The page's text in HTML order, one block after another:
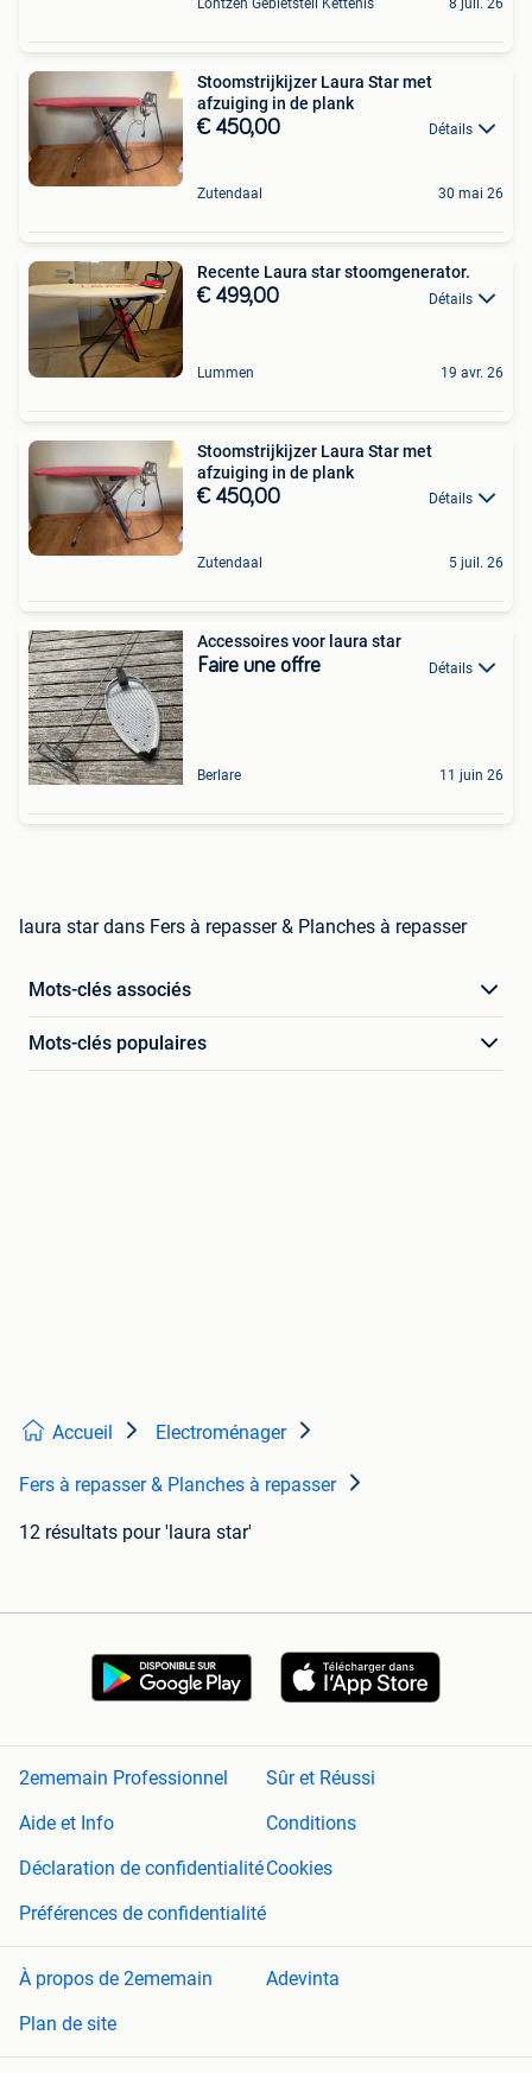
Lontzen Gebietsteil Kettenis 8 juil. 26
Stoomstrijkijzer Laura Star met
afzuiging in de plank
€ 450,00 Détails
Zutendaal 30 mai 26
Recente Laura star stoomgenerator.
€ 499,00 Détails
Lummen 19 avr. 26
Stoomstrijkijzer Laura Star met
afzuiging in de plank
€ 450,00 Détails
Zutendaal 5 juil. 26
Accessoires voor laura star
Faire une offre Détails
Berlare 11 juin 26
laura star dans Fers à repasser & Planches à repasser
Mots-clés associés
Mots-clés populaires
Accueil Electroménager
Fers à repasser & Planches à repasser
12 résultats pour 'laura star'
2ememain Professionnel
Sûr et Réussi
Aide et Info
Conditions
Déclaration de confidentialitéCookies
Préférences de confidentialité
À propos de 2ememain
Adevinta
Plan de site